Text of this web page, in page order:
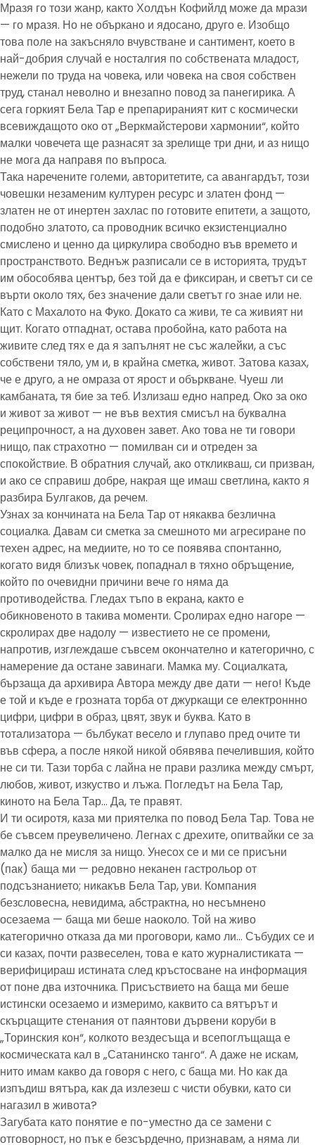
Мразя го този жанр, както Холдън Кофийлд може да мрази
— го мразя. Но не объркано и ядосано, друго е. Изобщо
това поле на закъсняло вчувстване и сантимент, което в
най-добрия случай е носталгия по собствената младост,
нежели по труда на човека, или човека на своя собствен
труд, станал неволно и внезапно повод за панегирика. А
сега горкият Бела Тар е препарираният кит с космически
всевиждащото око от „Веркмайстерови хармонии“, който
малки човечета ще разнасят за зрелище три дни, и аз нищо
не мога да направя по въпроса.
Така наречените големи, авторитетите, са авангардът, този
човешки незаменим културен ресурс и златен фонд —
златен не от инертен захлас по готовите епитети, а защото,
подобно златото, са проводник всичко екзистенциално
смислено и ценно да циркулира свободно във времето и
пространството. Веднъж разписали се в историята, трудът
им обособява център, без той да е фиксиран, и светът си се
върти около тях, без значение дали светът го знае или не.
Като с Махалото на Фуко. Докато са живи, те са живият ни
щит. Когато отпаднат, остава пробойна, като работа на
живите след тях е да я запълнят не със жалейки, а със
собствени тяло, ум и, в крайна сметка, живот. Затова казах,
че е друго, а не омраза от ярост и объркване. Чуеш ли
камбаната, тя бие за теб. Излизаш едно напред. Око за око
и живот за живот — не във вехтия смисъл на буквална
реципрочност, а на духовен завет. Ако това не ти говори
нищо, пак страхотно — помилван си и отреден за
спокойствие. В обратния случай, ако откликваш, си призван,
и ако се справиш добре, накрая ще имаш светлина, както я
разбира Булгаков, да речем.
Узнах за кончината на Бела Тар от някаква безлична
социалка. Давам си сметка за смешното ми агресиране по
техен адрес, на медиите, но то се появява спонтанно,
когато видя близък човек, попаднал в тяхно обръщение,
който по очевидни причини вече го няма да
противодейства. Гледах тъпо в екрана, както е
обикновеното в такива моменти. Сролирах едно нагоре —
скролирах две надолу — известието не се промени,
напротив, изглеждаше съвсем окончателно и категорично, с
намерение да остане завинаги. Мамка му. Социалката,
бързаща да архивира Автора между две дати — него! Къде
е той и къде е грозната торба от джуркащи се електроннно
цифри, цифри в образ, цвят, звук и буква. Като в
тотализатора — бълбукат весело и глупаво пред очите ти
във сфера, а после някой никой обявява печелившия, който
не си ти. Тази торба с лайна не прави разлика между смърт,
любов, живот, изкуство и лъжа. Погледът на Бела Тар,
киното на Бела Тар… Да, те правят.
И ти осиротя, каза ми приятелка по повод Бела Тар. Това не
бе съвсем преувеличено. Легнах с дрехите, опитвайки се за
малко да не мисля за нищо. Унесох се и ми се присъни
(пак) баща ми — редовно неканен гастрольор от
подсъзнанието; никакъв Бела Тар, уви. Компания
безсловесна, невидима, абстрактна, но несъмнено
осезаема — баща ми беше наоколо. Той на живо
категорично отказа да ми проговори, камо ли… Събудих се и
си казах, почти развеселен, това е като журналистиката —
верифицираш истината след кръстосване на информация
от поне два източника. Присъствието на баща ми беше
истински осезаемо и измеримо, каквито са вятърът и
скърцащите стенания от паянтови дървени коруби в
„Торинския кон“, колкото вездесъща и всепоглъщаща е
космическата кал в „Сатанинско танго“. А даже не искам,
нито имам какво да говоря с него, с баща ми. Но как да
изпъдиш вятъра, как да излезеш с чисти обувки, като си
нагазил в живота?
Загубата като понятие е по-уместно да се замени с
отговорност, но пък е безсърдечно, признавам, а няма ли